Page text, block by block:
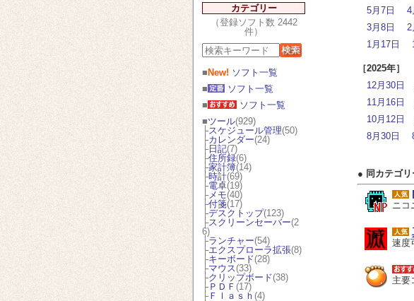
カテゴリー
（登録ソフト数 2442
件）
■ New! ソフト一覧
■
ソフト一覧
■
ソフト一覧
■ツール(929)
├スケジュール管理(50)
├カレンダー(24)
├日記(7)
├住所録(6)
├家計簿(14)
├時計(69)
├電卓(19)
├メモ(40)
├付箋(17)
├デスクトップ(123)
├スクリーンセーバー(2
6)
├ランチャー(54)
├エクスプローラ拡張(8)
├キーボード(28)
├マウス(33)
├クリップボード(38)
├ＰＤＦ (17)
├Ｆｌａｓｈ (4)
5月7日
4
3月8日
2
1月17日
［2025年］
12月30日
11月16日
10月12日
8月30日
● 同カテゴリ
ニコ
速度
主要